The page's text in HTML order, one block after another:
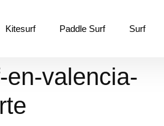
Kitesurf Paddle Surf Surf
valencia-